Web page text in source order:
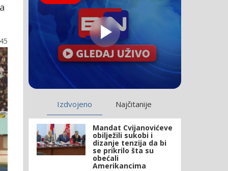
Izdvojeno Najčitanije
Mandat Cvijanovićeve
obilježili sukobi i
dizanje tenzija da bi
se prikrilo šta su
obećali
Amerikancima